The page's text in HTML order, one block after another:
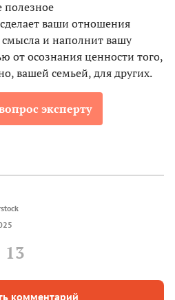
ваши отношения
и наполнит вашу
от осознания ценности того,
вашей семьей, для других.
эксперту
13
комментарий